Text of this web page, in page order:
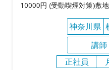
10000円 (受動喫煙対策)敷
神奈川県
講師
正社員